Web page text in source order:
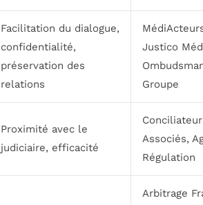
Facilitation du dialogue,
confidentialité,
préservation des
relations
Justico
Groupe
Proximité avec le
judiciaire, efficacité
Associés,
Régulation
Arbitrage